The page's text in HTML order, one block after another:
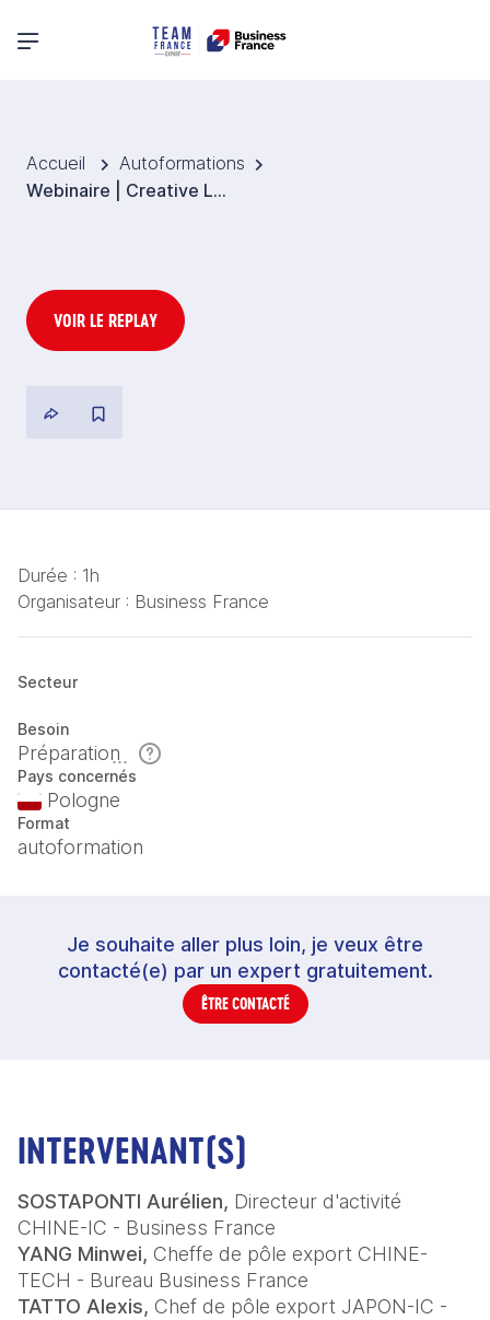
Menu principal
Accueil
Autoformations
Webinaire | Creative Labs Chine, Japon et Pologne: jeu vidéo 2025
VOIR LE REPLAY
Durée : 1h
Organisateur : Business France
Secteur
Besoin
Préparation
Pays concernés
Pologne
Format
autoformation
Je souhaite aller plus loin, je veux être
contacté(e) par un expert gratuitement.
ÊTRE CONTACTÉ
INTERVENANT(S)
SOSTAPONTI Aurélien, Directeur d'activité
CHINE-IC - Business France
YANG Minwei, Cheffe de pôle export CHINE-
TECH - Bureau Business France
TATTO Alexis, Chef de pôle export JAPON-IC -